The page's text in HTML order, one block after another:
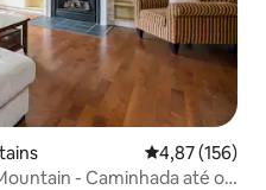
4,87 de uma
4,87 (156)
- Caminhada até o